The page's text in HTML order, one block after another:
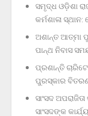
ସମୃଦ୍ଧ ଓଡ଼ିଶା
କର୍ମଶାଳା
ଅଶାନ୍ତ ଆତ୍ମା
ପାନ୍ଥ ନିବାସ
ପ୍ରଶାନ୍ତି
ପୁରସ୍କାର
ସାଂସଦ
ସାଂସଦଙ୍କ